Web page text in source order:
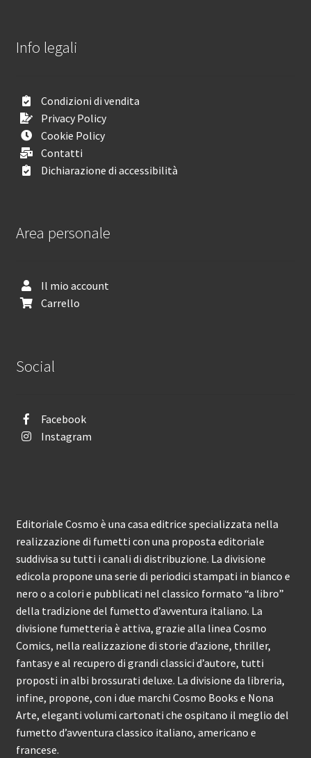
Info legali
Condizioni di vendita
Privacy Policy
Cookie Policy
Contatti
Dichiarazione di accessibilità
Area personale
Il mio account
Carrello
Social
Facebook
Instagram
Editoriale Cosmo è una casa editrice specializzata nella
realizzazione di fumetti con una proposta editoriale
suddivisa su tutti i canali di distribuzione. La divisione
edicola propone una serie di periodici stampati in bianco e
nero o a colori e pubblicati nel classico formato “a libro”
della tradizione del fumetto d’avventura italiano. La
divisione fumetteria è attiva, grazie alla linea Cosmo
Comics, nella realizzazione di storie d’azione, thriller,
fantasy e al recupero di grandi classici d’autore, tutti
proposti in albi brossurati deluxe. La divisione da libreria,
infine, propone, con i due marchi Cosmo Books e Nona
Arte, eleganti volumi cartonati che ospitano il meglio del
fumetto d’avventura classico italiano, americano e
francese.